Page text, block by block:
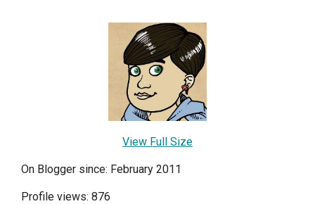
View Full Size
On Blogger since: February 2011
Profile views: 876